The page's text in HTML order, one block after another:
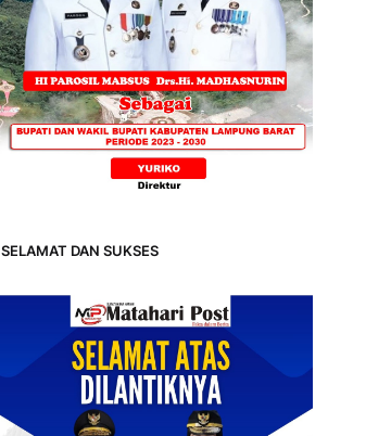
SELAMAT DAN SUKSES